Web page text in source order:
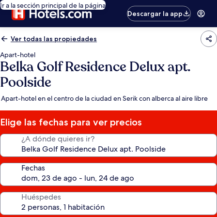
Ir a la sección principal de la página
Descargar la app
Ver todas las propiedades
Apart-hotel
Belka Golf Residence Delux apt.
Poolside
Apart-hotel en el centro de la ciudad en Serik con alberca al aire libre
Elige las fechas para ver precios
¿A dónde quieres ir?
Fechas
Huéspedes